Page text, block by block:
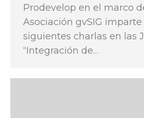
Prodevelop en el marco
Asociación gvSIG imparte
siguientes charlas en las
“Integración de…